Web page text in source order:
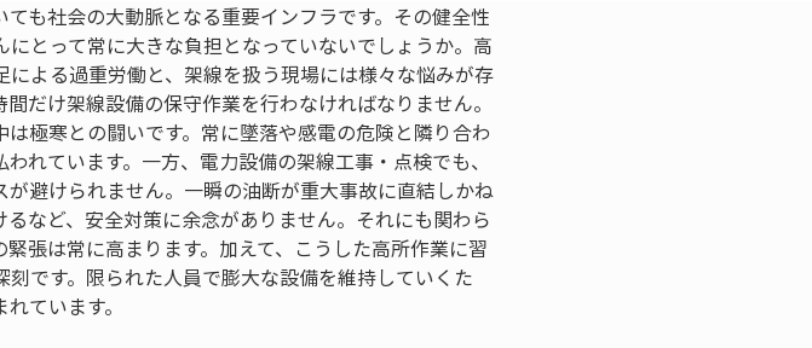
も社会の大動脈となる重要インフラです。その健全性
とって常に大きな負担となっていないでしょうか。高
よる過重労働と、架線を扱う現場には様々な悩みが存
だけ架線設備の保守作業を行わなければなりません。
極寒との闘いです。常に墜落や感電の危険と隣り合わ
れています。一方、電力設備の架線工事・点検でも、
避けられません。一瞬の油断が重大事故に直結しかね
など、安全対策に余念がありません。それにも関わら
張は常に高まります。加えて、こうした高所作業に習
です。限られた人員で膨大な設備を維持していくた
ています。